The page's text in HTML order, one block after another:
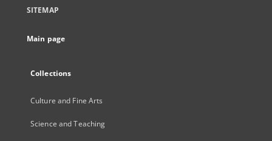
SITEMAP
Main page
Collections
Culture and Fine Arts
Science and Teaching